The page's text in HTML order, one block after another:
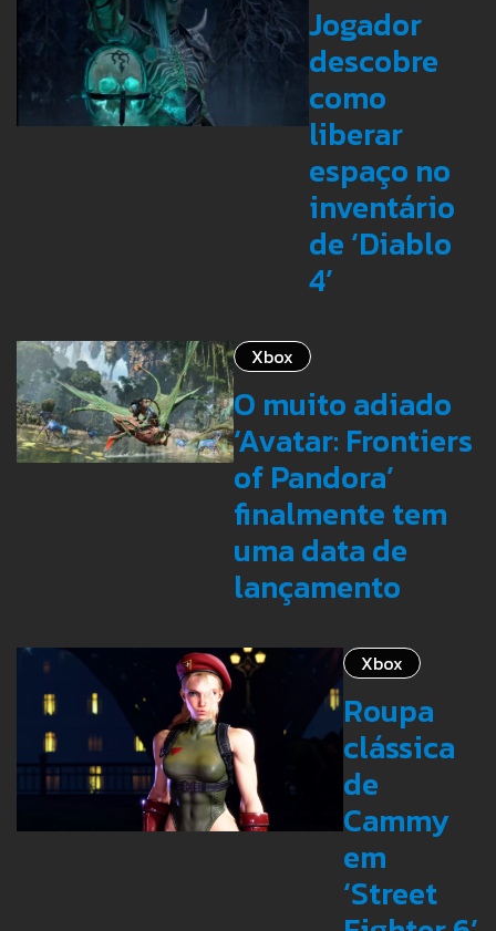
Jogador
descobre
como
liberar
espaço no
inventário
de ‘Diablo
4’
Xbox
O muito adiado
‘Avatar: Frontiers
of Pandora’
finalmente tem
uma data de
lançamento
Xbox
Roupa
clássica
de
Cammy
em
‘Street